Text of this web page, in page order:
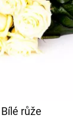
Bílé růže